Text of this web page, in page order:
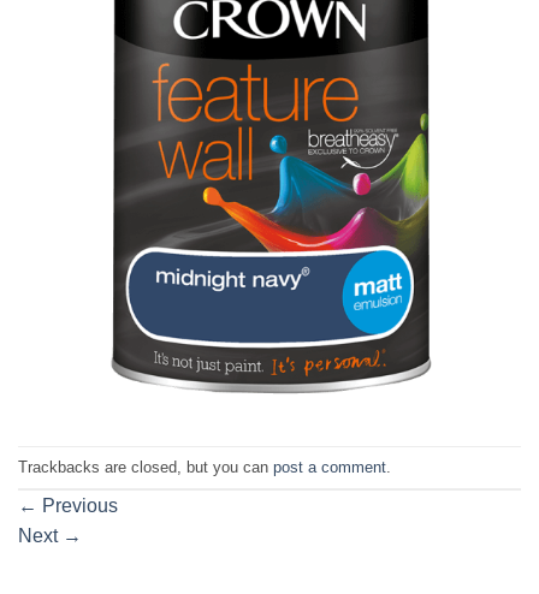
Trackbacks are closed, but you can post a comment
← Previous
Next →